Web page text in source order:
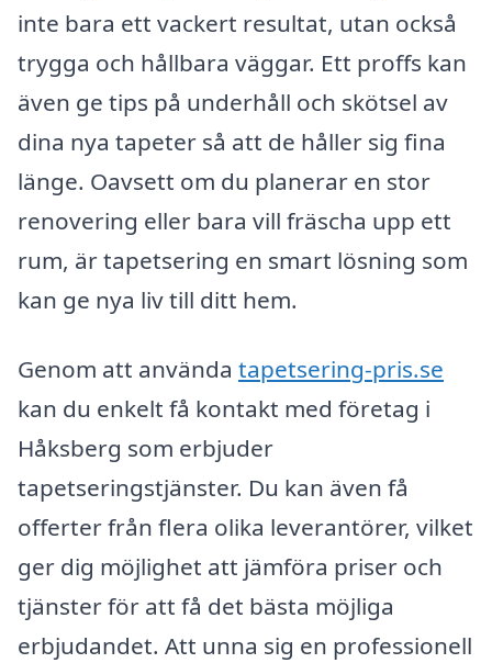
inte bara ett vackert resultat, utan också
trygga och hållbara väggar. Ett proffs kan
även ge tips på underhåll och skötsel av
dina nya tapeter så att de håller sig fina
länge. Oavsett om du planerar en stor
renovering eller bara vill fräscha upp ett
rum, är tapetsering en smart lösning som
kan ge nya liv till ditt hem.
Genom att använda tapetsering-pris.se
kan du enkelt få kontakt med företag i
Håksberg som erbjuder
tapetseringstjänster. Du kan även få
offerter från flera olika leverantörer, vilket
ger dig möjlighet att jämföra priser och
tjänster för att få det bästa möjliga
erbjudandet. Att unna sig en professionell